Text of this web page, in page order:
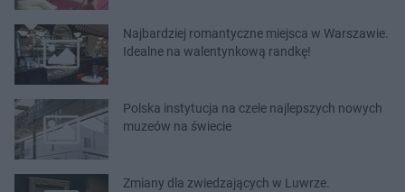
Najbardziej romantyczne miejsca w Warszawie.
Idealne na walentynkową randkę!
Polska instytucja na czele najlepszych nowych
muzeów na świecie
Zmiany dla zwiedzających w Luwrze.